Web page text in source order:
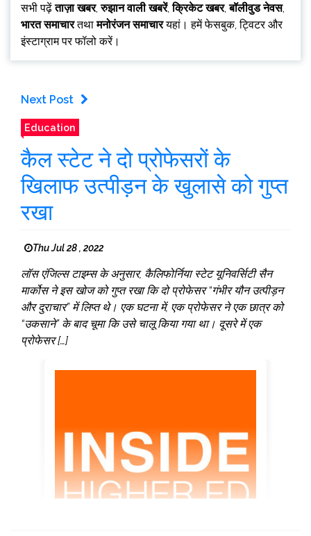
सभी पढ़ेंताज़ा खबर,रुझान वाली खबरें,क्रिकेट खबर,बॉलीवुड नेवस,
भारत समाचारतथामनोरंजन समाचारयहां। हमें फेसबुक, ट्विटर और
इंस्टाग्राम पर फॉलो करें।
Next Post
Education
कैल स्टेट ने दो प्रोफेसरों के
खिलाफ उत्पीड़न के खुलासे को गुप्त
रखा
Thu Jul 28 , 2022
लॉस एंजिल्स टाइम्स के अनुसार, कैलिफोर्निया स्टेट यूनिवर्सिटी सैन
मार्कोस ने इस खोज को गुप्त रखा कि दो प्रोफेसर “गंभीर यौन उत्पीड़न
और दुराचार” में लिप्त थे। एक घटना में, एक प्रोफेसर ने एक छात्र को
“उकसाने” के बाद चूमा कि उसे चालू किया गया था। दूसरे में एक
प्रोफेसर […]